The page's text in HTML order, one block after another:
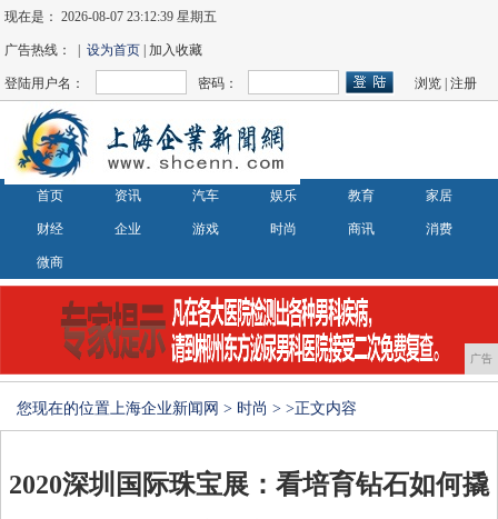
现在是：2026-08-07 23:12:39 星期五
广告热线： |设为首页 | 加入收藏
登陆用户名： 密码： 浏览 |注册
首页 资讯 汽车 娱乐 教育 家居
财经 企业 游戏 时尚 商讯 消费
微商
广告
您现在的位置上海企业新闻网 > 时尚 > >正文内容
2020深圳国际珠宝展：看培育钻石如何撬